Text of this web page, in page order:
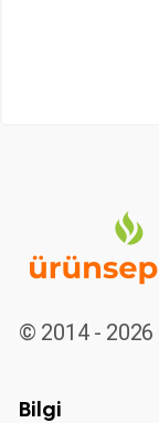
© 2014 - 2026
Bilgi